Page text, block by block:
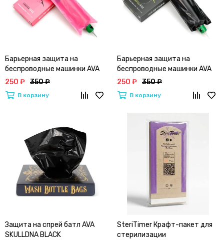
Барьерная защита на
беспроводные машинки AVA
PEN MACHINE COVERS |
250 ₽ 350 ₽
В корзину
Барьерная защита на
беспроводные машинки AVA
PEN MACHINE COVERS | Черная
250 ₽ 350 ₽
В корзину
Защита на спрей батл AVA
SKULLDNA BLACK
SteriTimer Крафт-пакет для
стерилизации